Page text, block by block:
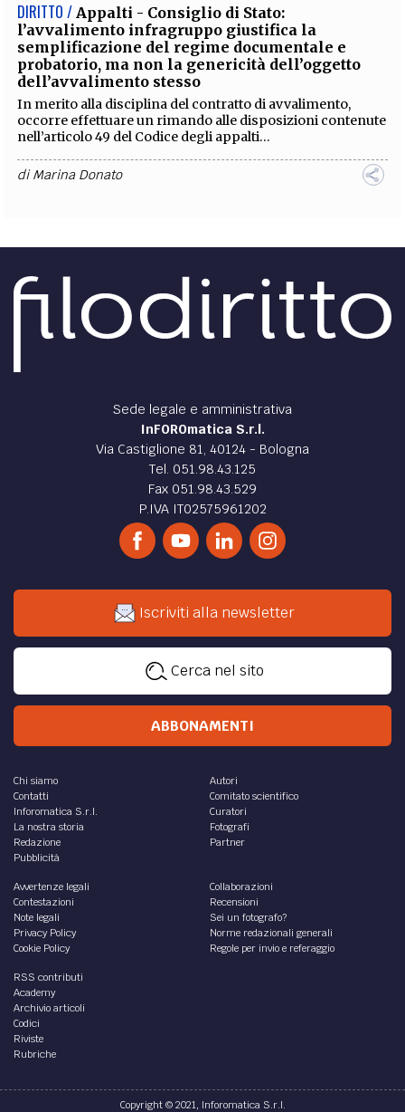
DIRITTO / Appalti - Consiglio di Stato:
l’avvalimento infragruppo giustifica la
semplificazione del regime documentale e
probatorio, ma non la genericità dell’oggetto
dell’avvalimento stesso
In merito alla disciplina del contratto di avvalimento,
occorre effettuare un rimando alle disposizioni contenute
nell’articolo 49 del Codice degli appalti...
diMarina Donato
Sede legale e amministrativa
InFOROmatica S.r.l.
Via Castiglione 81, 40124 - Bologna
Tel. 051.98.43.125
Fax 051.98.43.529
P.IVA IT02575961202
Iscriviti alla newsletter
Cerca nel sito
ABBONAMENTI
Chi siamo
Contatti
Inforomatica S.r.l.
La nostra storia
Redazione
Pubblicità
Autori
Comitato scientifico
Curatori
Fotografi
Partner
Avvertenze legali
Contestazioni
Note legali
Privacy Policy
Cookie Policy
Collaborazioni
Recensioni
Sei un fotografo?
Norme redazionali generali
Regole per invio e referaggio
RSS contributi
Academy
Archivio articoli
Codici
Riviste
Rubriche
Copyright © 2021, Inforomatica S.r.l.